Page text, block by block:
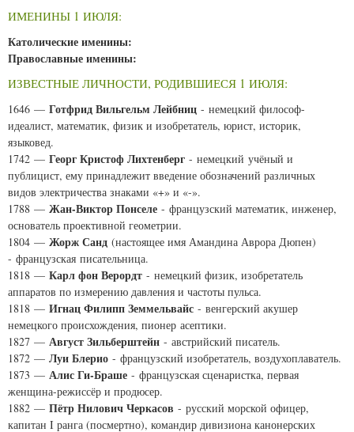
ИМЕНИНЫ 1 ИЮЛЯ:
Католические именины:
Православные именины:
ИЗВЕСТНЫЕ ЛИЧНОСТИ, РОДИВШИЕСЯ 1 ИЮЛЯ:
1646 — Готфрид Вильгельм Лейбниц - немецкий философ-
идеалист, математик, физик и изобретатель, юрист, историк,
языковед.
1742 — Георг Кристоф Лихтенберг - немецкий учёный и
публицист, ему принадлежит введение обозначений различных
видов электричества знаками «+» и «-».
1788 — Жан-Виктор Понселе - французский математик, инженер,
основатель проективной геометрии.
1804 — Жорж Санд (настоящее имя Амандина Аврора Дюпен)
- французская писательница.
1818 — Карл фон Верордт - немецкий физик, изобретатель
аппаратов по измерению давления и частоты пульса.
1818 — Игнац Филипп Земмельвайс - венгерский акушер
немецкого происхождения, пионер асептики.
1827 — Август Зильберштейн - австрийский писатель.
1872 — Луи Блерио - французский изобретатель, воздухоплаватель.
1873 — Алис Ги-Браше - французская сценаристка, первая
женщина-режиссёр и продюсер.
1882 — Пётр Нилович Черкасов - русский морской офицер,
капитан I ранга (посмертно), командир дивизиона канонерских